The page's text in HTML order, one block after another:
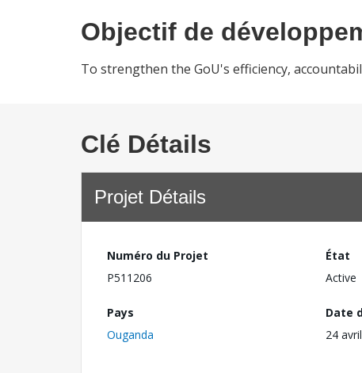
Objectif de
To strengthen the GoU's efficiency,
Clé Détails
Projet Détails
Numéro du Projet
P511206
État
Active
Pays
Ouganda
Date
24